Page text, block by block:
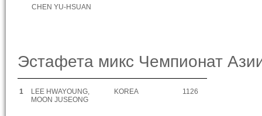
CHEN YU-HSUAN
Эстафета микс Чемпионат
1
LEE HWAYOUNG,
MOON JUSEONG
KOREA 1126